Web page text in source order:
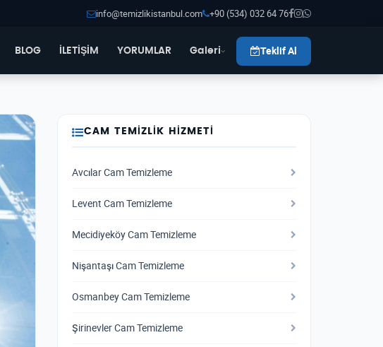
info@temizlikistanbul.com +90 (534) 032 64 76
BLOG İLETİŞİM YORUMLAR Galeri Teklif Al
CAM TEMIZLIK HIZMETI
Avcılar Cam Temizleme
Levent Cam Temizleme
Mecidiyeköy Cam Temizleme
Nişantaşı Cam Temizleme
Osmanbey Cam Temizleme
Şirinevler Cam Temizleme